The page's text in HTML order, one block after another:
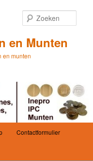
en Munten
en munten
Contactformulier